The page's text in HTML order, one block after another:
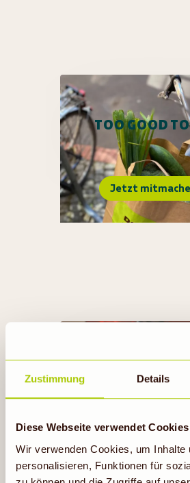
Zustimmung Details
Diese Webseite verwendet Cookies
Wir verwenden Cookies, um Inhalte
personalisieren, Funktionen für
TOO GOOD
Jetzt
RECUP &
Erfahre mehr